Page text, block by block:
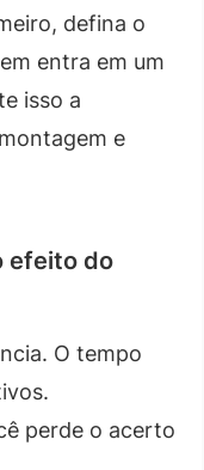
defina o
entra em um
isso a
e
efeito do
O tempo
perde o acerto